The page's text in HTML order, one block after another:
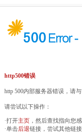
http500错误
http 500内部服务器错误，请
请尝试以下操作：
·打开主页 ，然后查找指向您
·单击后退链接，尝试其他链